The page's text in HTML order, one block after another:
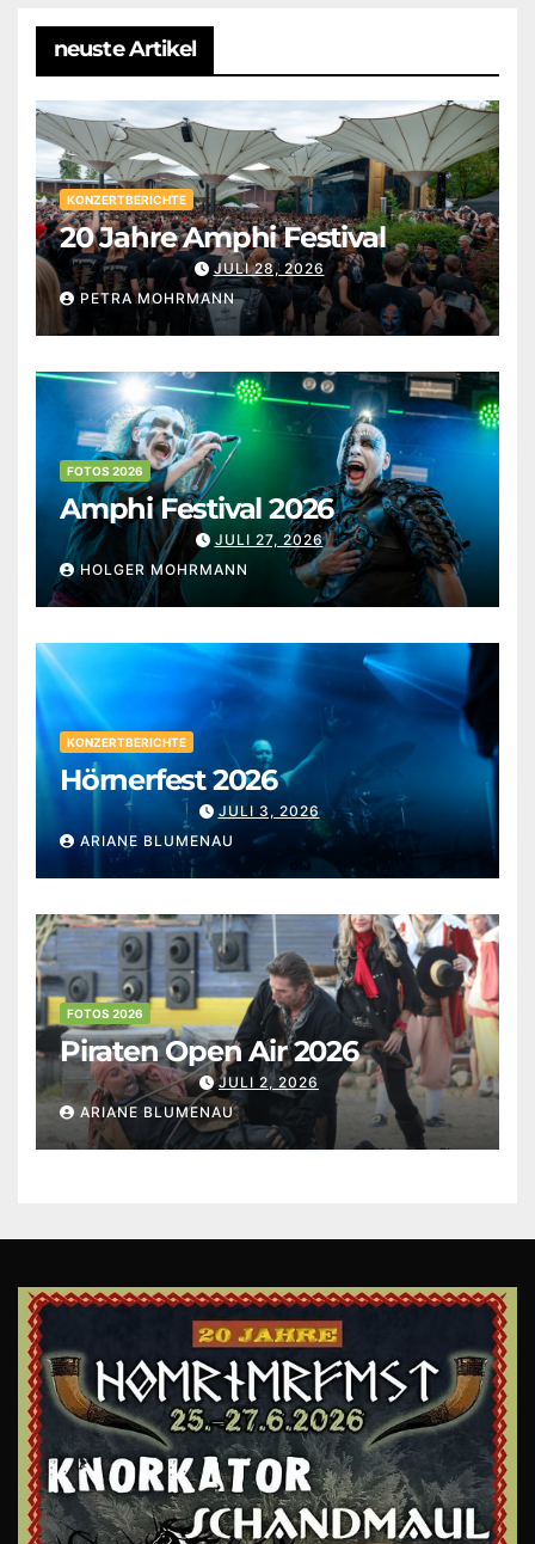
neuste Artikel
KONZERTBERICHTE
20 Jahre Amphi Festival
JULI 28, 2026
PETRA MOHRMANN
FOTOS 2026
Amphi Festival 2026
JULI 27, 2026
HOLGER MOHRMANN
KONZERTBERICHTE
Hörnerfest 2026
JULI 3, 2026
ARIANE BLUMENAU
FOTOS 2026
Piraten Open Air 2026
JULI 2, 2026
ARIANE BLUMENAU